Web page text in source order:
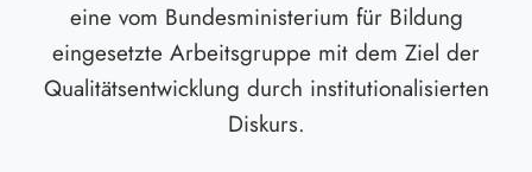
eine vom Bundesministerium für Bildung
eingesetzte Arbeitsgruppe mit dem Ziel der
Qualitätsentwicklung durch institutionalisierten
Diskurs.